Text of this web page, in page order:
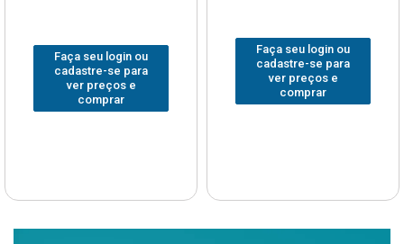
Faça seu login ou
cadastre-se para
ver preços e
comprar
Faça seu login ou
cadastre-se para
ver preços e
comprar